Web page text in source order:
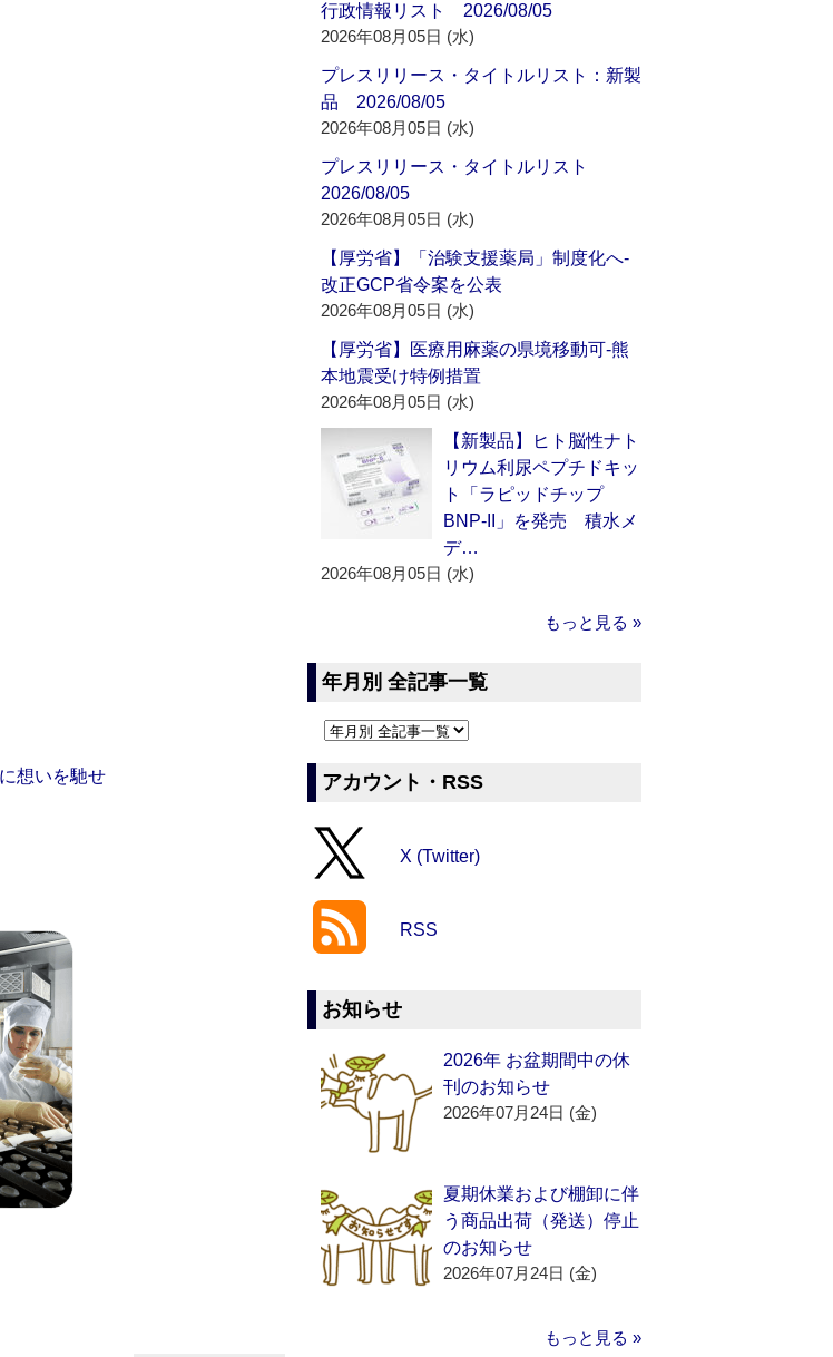
想いを馳せ
行政情報リスト 2026/08/05
2026年08月05日 (水)
プレスリリース・タイトルリスト：新製
品 2026/08/05
2026年08月05日 (水)
プレスリリース・タイトルリスト
2026/08/05
2026年08月05日 (水)
【厚労省】「治験支援薬局」制度化へ‐
改正GCP省令案を公表
2026年08月05日 (水)
【厚労省】医療用麻薬の県境移動可‐熊
本地震受け特例措置
2026年08月05日 (水)
【新製品】ヒト脳性ナト
リウム利尿ペプチドキッ
ト「ラピッドチップ
BNP-II」を発売 積水メ
デ…
2026年08月05日 (水)
もっと見る »
年月別 全記事一覧
アカウント・RSS
X (Twitter)
RSS
お知らせ
2026年 お盆期間中の休
刊のお知らせ
2026年07月24日 (金)
夏期休業および棚卸に伴
う商品出荷（発送）停止
のお知らせ
2026年07月24日 (金)
もっと見る »